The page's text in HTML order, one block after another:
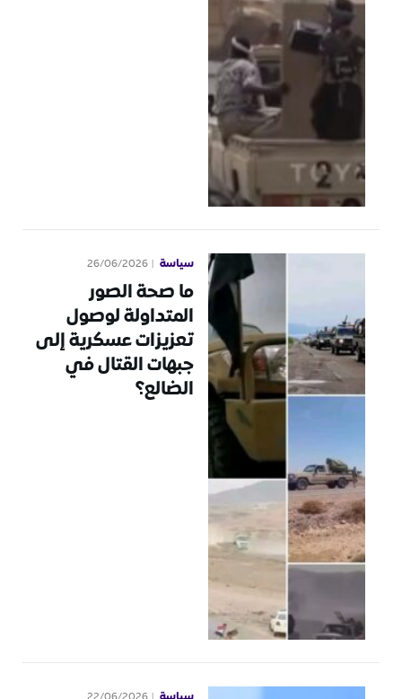
سياسة 26/06/2026
ما صحة الصور
المتداولة لوصول
تعزيزات عسكرية إلى
جبهات القتال في
الضالع؟